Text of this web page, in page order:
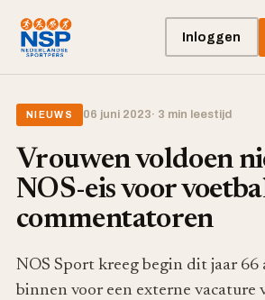
Inloggen
NIEUWS 06 juni 2023· 3 min leestijd
Vrouwen voldoen
NOS-eis voor
commentatoren
NOS Sport kreeg begin dit jaar 66
binnen voor een externe vacature